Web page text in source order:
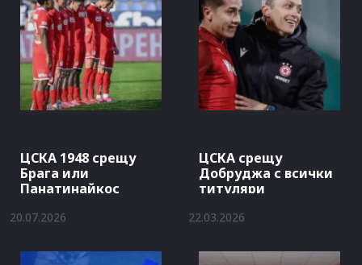
ЦСКА 1948 срещу
Брага или
Панатинайкос
20.07.2026
ЦСКА срещу
Добруджа с всички
титуляри
22.03.2026